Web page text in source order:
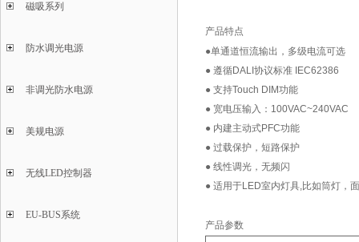
磁吸系列
防水调光电源
非调光防水电源
美规电源
无线LED控制器
EU-BUS系统
产品特点
●单通道恒流输出，多级电流可选
● 遵循DALI协议标准 IEC62386
● 支持Touch DIM功能
● 宽电压输入：100VAC~240VAC
● 内建主动式PFC功能
● 过载保护，短路保护
● 线性调光，无频闪
● 适用于LED室内灯具,比如筒灯，
产品参数